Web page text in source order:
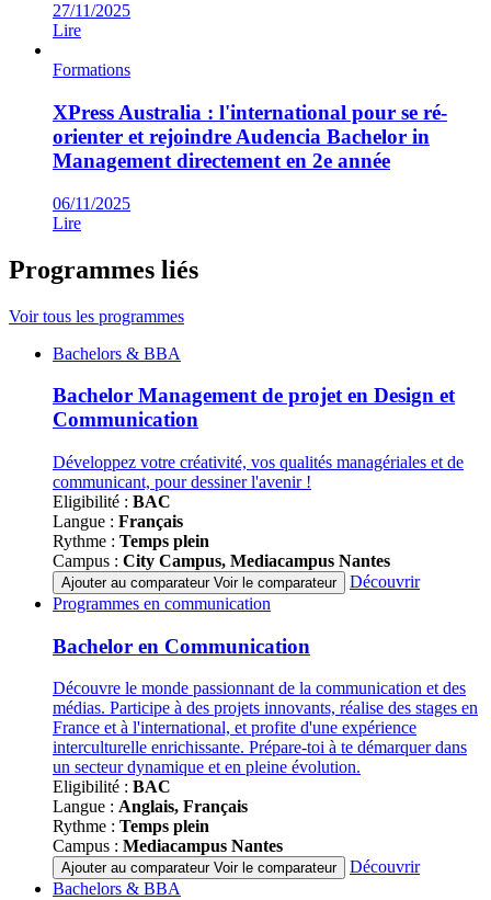
27/11/2025
Lire
Formations
XPress Australia : l'international pour se ré-
orienter et rejoindre Audencia Bachelor in
Management directement en 2e année
06/11/2025
Lire
Programmes liés
Voir tous les programmes
Famille
programmes
Bachelors & BBA
Bachelor Management de projet en Design et
Communication
Développez votre créativité, vos qualités managériales et de
communicant, pour dessiner l'avenir !
Eligibilité : BAC
Langue : Français
Rythme : Temps plein
Campus : City Campus, Mediacampus Nantes
Ajouter au comparateur Voir le comparateur
Découvrir
Famille
programmes
Programmes en communication
Bachelor en Communication
Découvre le monde passionnant de la communication et des
médias. Participe à des projets innovants, réalise des stages en
France et à l'international, et profite d'une expérience
interculturelle enrichissante. Prépare-toi à te démarquer dans
un secteur dynamique et en pleine évolution.
Eligibilité : BAC
Langue : Anglais, Français
Rythme : Temps plein
Campus : Mediacampus Nantes
Ajouter au comparateur Voir le comparateur
Découvrir
Famille
Bachelors & BBA